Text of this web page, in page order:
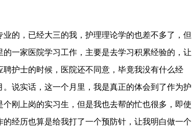
的，已经大三的我，护理理论学的也差不多了，但
一家医院学习工作，主要是去学习积累经验的，让
护士的时候，医院还不同意，毕竟我没有什么经
说实话，这一个月里，我是真正的体会到了作为护
刚上岗的实习生，但是我也去帮的忙也很多，即使
经历也算是给我打了一个预防针，让我明白做一个